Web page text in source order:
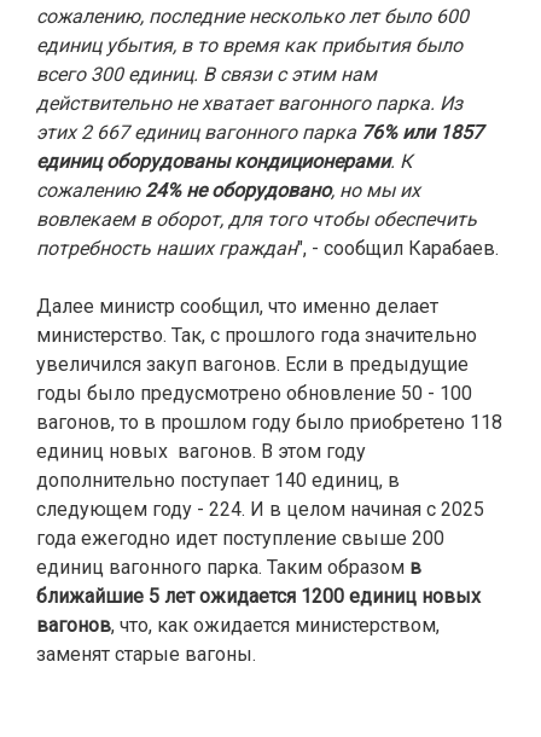
сожалению, последние несколько лет было 600
единиц убытия, в то время как прибытия было
всего 300 единиц. В связи с этим нам
действительно не хватает вагонного парка. Из
этих 2 667 единиц вагонного парка 76% или 1857
единиц оборудованы кондиционерами. К
сожалению24% не оборудовано, но мы их
вовлекаем в оборот, для того чтобы обеспечить
потребность наших граждан", - сообщил Карабаев.
Далее министр сообщил, что именно делает
министерство. Так, с прошлого года значительно
увеличился закуп вагонов. Если в предыдущие
годы было предусмотрено обновление 50 - 100
вагонов, то в прошлом году было приобретено 118
единиц новых вагонов. В этом году
дополнительно поступает 140 единиц, в
следующем году - 224. И в целом начиная с 2025
года ежегодно идет поступление свыше 200
единиц вагонного парка. Таким образом в
ближайшие 5 лет ожидается 1200 единиц новых
вагонов, что, как ожидается министерством,
заменят старые вагоны.